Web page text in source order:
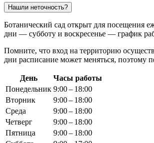
Нашли неточность?
Ботанический сад открыт для посещения
дни — субботу и воскресенье — график
Помните, что вход на территорию
дни расписание может меняться, поэтому
День
Часы работы
Понедельник 9:00 – 18:00
Вторник
9:00 – 18:00
Среда
9:00 – 18:00
Четверг
9:00 – 18:00
Пятница
9:00 – 18:00